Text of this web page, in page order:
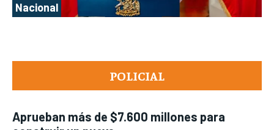
POLICIAL
Aprueban más de $7.600 millones para
Nacional